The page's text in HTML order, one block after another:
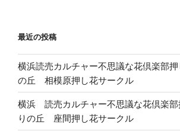
最近の投稿
横浜読売カルチャー不思議な花倶楽部押
の丘 相模原押し花サークル
横浜 読売カルチャー不思議な花倶楽部
りの丘 座間押し花サークル